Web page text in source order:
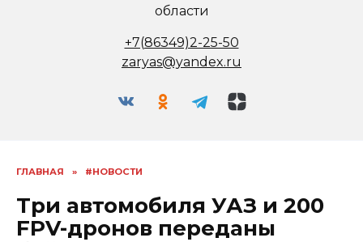
области
+7(86349)2-25-50
zaryas@yandex.ru
ГЛАВНАЯ » #НОВОСТИ
Три автомобиля УАЗ и 200
FPV-дронов переданы